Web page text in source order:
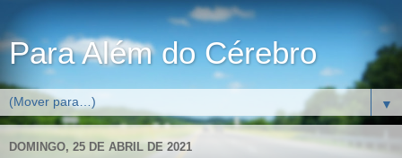
Para Além do Cérebro
▼
DOMINGO, 25 DE ABRIL DE 2021